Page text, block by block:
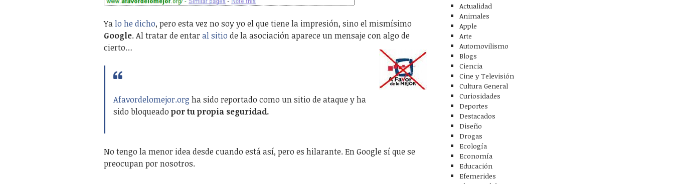
Yalo he dicho, pero esta vez no soy yo el que tiene la impresión, sino el mismísimo
Google. Al tratar de entar al sitio de la asociación aparece un mensaje con algo de
cierto…
Afavordelomejor.org ha sido reportado como un sitio de ataque y ha
sido bloqueado por tu propia seguridad.
No tengo la menor idea desde cuando está así, pero es hilarante. En Google sí que se
preocupan por nosotros.
Actualidad
Animales
Apple
Arte
Automovilismo
Blogs
Ciencia
Cine y Televisión
Cultura General
Curiosidades
Deportes
Destacados
Diseño
Drogas
Ecología
Economía
Educación
Efemerides